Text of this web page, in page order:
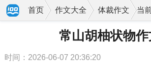
当
首页 作文大全 体裁作文
常山胡柚状物作
时间：2026-06-07 20:36:20